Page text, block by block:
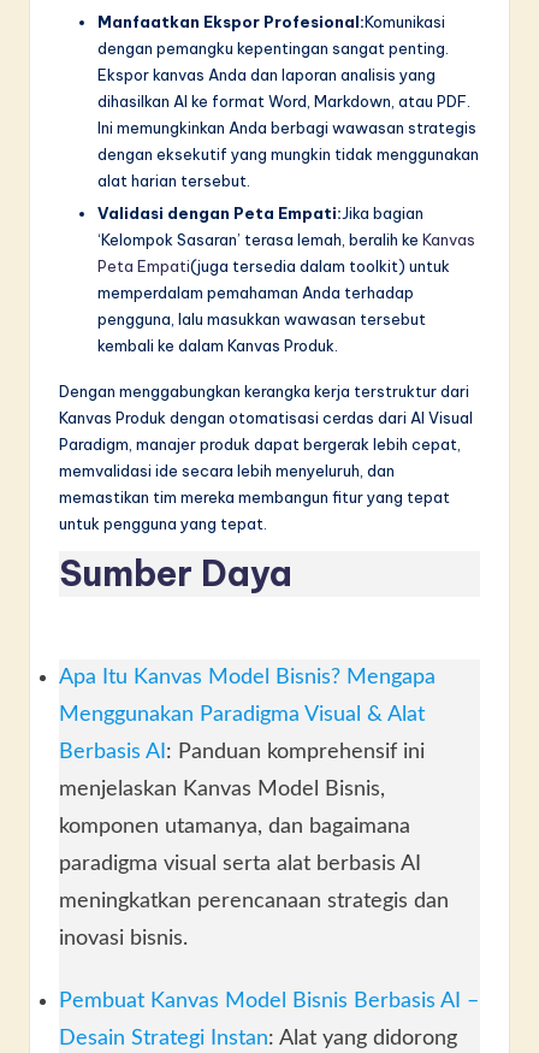
Manfaatkan Ekspor Profesional:Komunikasi
dengan pemangku kepentingan sangat penting.
Ekspor kanvas Anda dan laporan analisis yang
dihasilkan AI ke format Word, Markdown, atau PDF.
Ini memungkinkan Anda berbagi wawasan strategis
dengan eksekutif yang mungkin tidak menggunakan
alat harian tersebut.
Validasi dengan Peta Empati:Jika bagian
‘Kelompok Sasaran’ terasa lemah, beralih ke Kanvas
Peta Empati(juga tersedia dalam toolkit) untuk
memperdalam pemahaman Anda terhadap
pengguna, lalu masukkan wawasan tersebut
kembali ke dalam Kanvas Produk.
Dengan menggabungkan kerangka kerja terstruktur dari
Kanvas Produk dengan otomatisasi cerdas dari AI Visual
Paradigm, manajer produk dapat bergerak lebih cepat,
memvalidasi ide secara lebih menyeluruh, dan
memastikan tim mereka membangun fitur yang tepat
untuk pengguna yang tepat.
Sumber Daya
Apa Itu Kanvas Model Bisnis? Mengapa
Menggunakan Paradigma Visual & Alat
Berbasis AI : Panduan komprehensif ini
menjelaskan Kanvas Model Bisnis,
komponen utamanya, dan bagaimana
paradigma visual serta alat berbasis AI
meningkatkan perencanaan strategis dan
inovasi bisnis.
Pembuat Kanvas Model Bisnis Berbasis AI –
Desain Strategi Instan: Alat yang didorong